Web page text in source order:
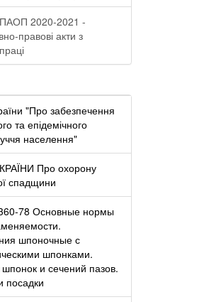
2020-2021 -
правові акти з
"Про забезпечення
та епідемічного
населення"
Про охорону
спадщини
78 Основные нормы
шпоночные с
шпонками.
и сечений пазов.
посадки